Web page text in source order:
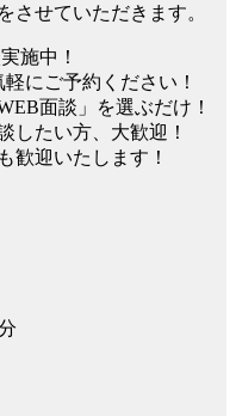
させていただきます。
施中！
にご予約ください！
面談」を選ぶだけ！
したい方、大歓迎！
歓迎いたします！